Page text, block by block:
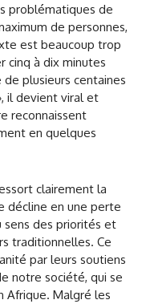
problématiques de
de personnes,
est beaucoup trop
cinq à dix minutes
plusieurs centaines
il devient viral et
reconnaissent
en quelques
clairement la
décline en une perte
des priorités et
traditionnelles. Ce
par leurs soutiens
notre société, qui se
Afrique. Malgré les